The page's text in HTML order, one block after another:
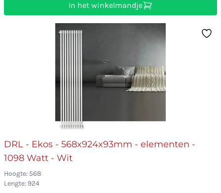
In het winkelmandje
DRL - Ekos - 568x924x93mm - elementen -
1098 Watt - Wit
Hoogte: 568
Lengte: 924